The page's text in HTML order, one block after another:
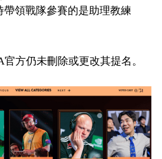
帶領戰隊參賽的是助理教練
方仍未刪除或更改其提名。